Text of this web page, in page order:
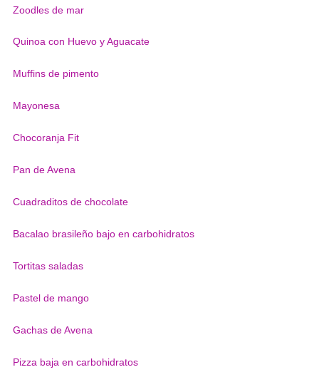
Zoodles de mar
Quinoa con Huevo y Aguacate
Muffins de pimento
Mayonesa
Chocoranja Fit
Pan de Avena
Cuadraditos de chocolate
Bacalao brasileño bajo en carbohidratos
Tortitas saladas
Pastel de mango
Gachas de Avena
Pizza baja en carbohidratos